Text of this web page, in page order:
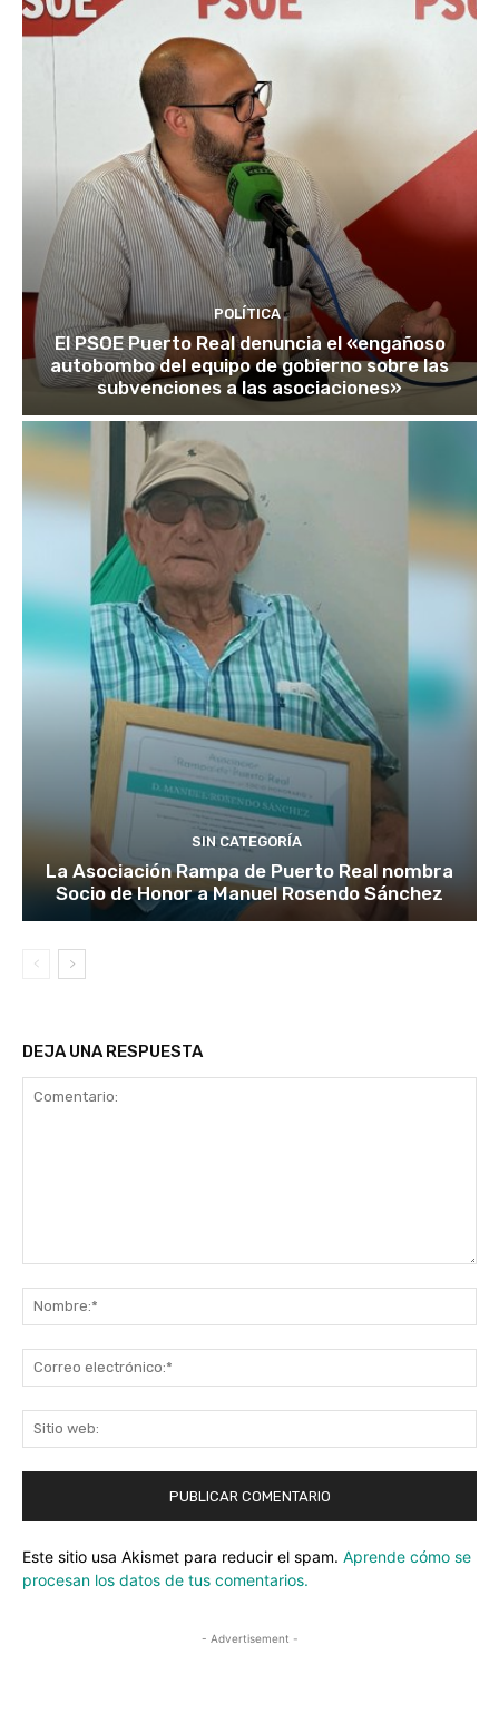
POLÍTICA
El PSOE Puerto Real denuncia el «engañoso
autobombo del equipo de gobierno sobre las
subvenciones a las asociaciones»
SIN CATEGORÍA
La Asociación Rampa de Puerto Real nombra
Socio de Honor a Manuel Rosendo Sánchez
DEJA UNA RESPUESTA
Este sitio usa Akismet para reducir el spam. Aprende cómo se
procesan los datos de tus comentarios.
- Advertisement -